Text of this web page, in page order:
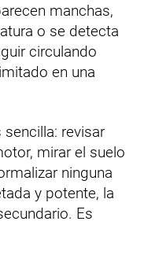
manchas,
o se detecta
circulando
en una
revisar
mirar el suelo
ninguna
y potente, la
Es